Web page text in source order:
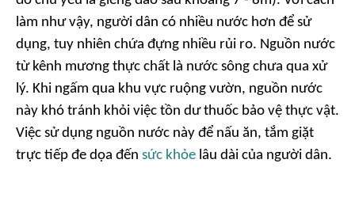
làm như vậy, người dân có nhiều nước hơn để sử
dụng, tuy nhiên chứa đựng nhiều rủi ro. Nguồn nước
từ kênh mương thực chất là nước sông chưa qua xử
lý. Khi ngấm qua khu vực ruộng vườn, nguồn nước
này khó tránh khỏi việc tồn dư thuốc bảo vệ thực vật.
Việc sử dụng nguồn nước này để nấu ăn, tắm giặt
trực tiếp đe dọa đến sức khỏe lâu dài của người dân.